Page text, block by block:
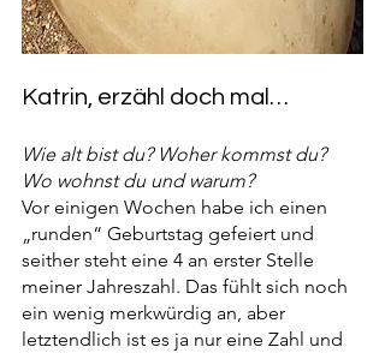
Katrin, erzähl doch mal…
Wie alt bist du? Woher kommst du?
Wo wohnst du und warum?
Vor einigen Wochen habe ich einen
„runden“ Geburtstag gefeiert und
seither steht eine 4 an erster Stelle
meiner Jahreszahl. Das fühlt sich noch
ein wenig merkwürdig an, aber
letztendlich ist es ja nur eine Zahl und